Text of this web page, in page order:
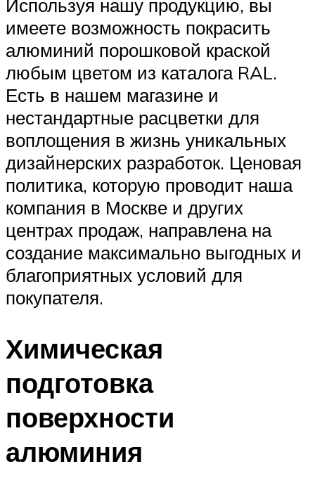
Используя нашу продукцию, вы
имеете возможность покрасить
алюминий порошковой краской
любым цветом из каталога RAL.
Есть в нашем магазине и
нестандартные расцветки для
воплощения в жизнь уникальных
дизайнерских разработок. Ценовая
политика, которую проводит наша
компания в Москве и других
центрах продаж, направлена на
создание максимально выгодных и
благоприятных условий для
покупателя.
Химическая
подготовка
поверхности
алюминия